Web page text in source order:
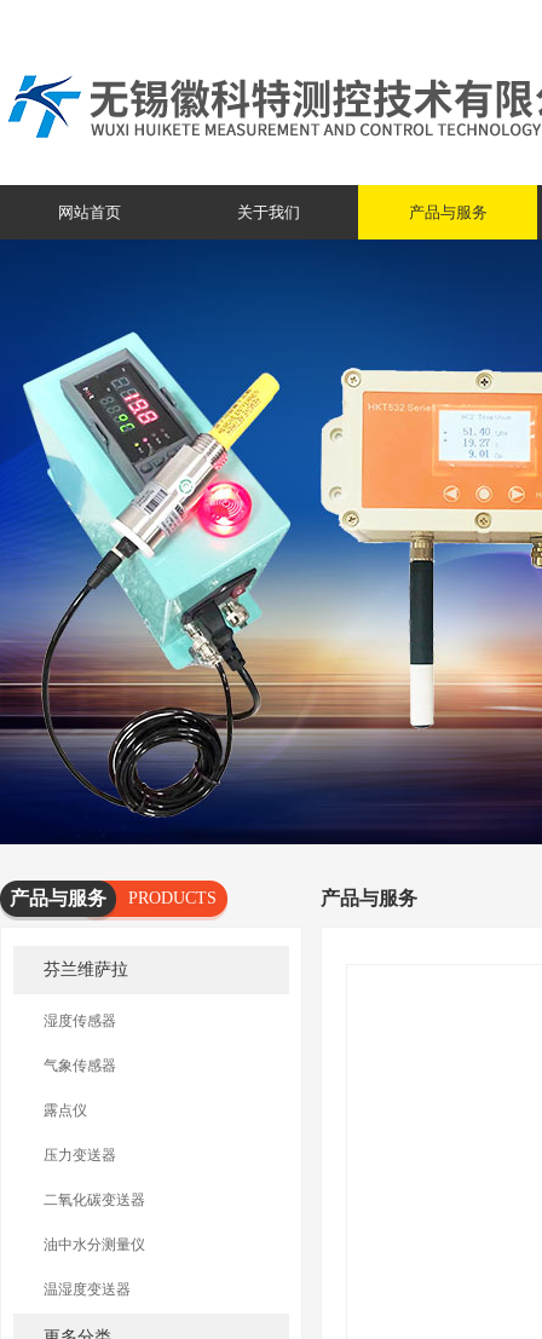
网站首页 关于我们 产品与服务
产品与服务
PRODUCTS
芬兰维萨拉
湿度传感器
气象传感器
露点仪
压力变送器
二氧化碳变送器
油中水分测量仪
温湿度变送器
产品与服务